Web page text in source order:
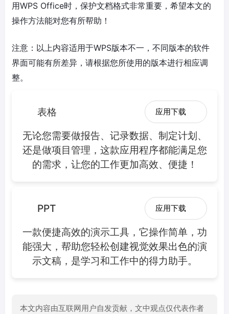
用WPS Office时，保护文档格式非常重要，希望本文的
操作方法能对您有所帮助！
注意：以上内容适用于WPS版本不一，不同版本的软件
界面可能有所差异，请根据您所使用的版本进行相应调
整。
表格 应用下载
无论您需要做报告、记录数据、制定计划、
还是做项目管理，这款应用程序都能满足您
的需求，让您的工作更加高效、便捷！
PPT 应用下载
一款便捷高效的演示工具，它操作简单，功
能强大，帮助您轻松创建视觉效果出色的演
示文稿，是学习和工作中的得力助手。
本文内容由互联网用户自发贡献，文中观点仅代表作者